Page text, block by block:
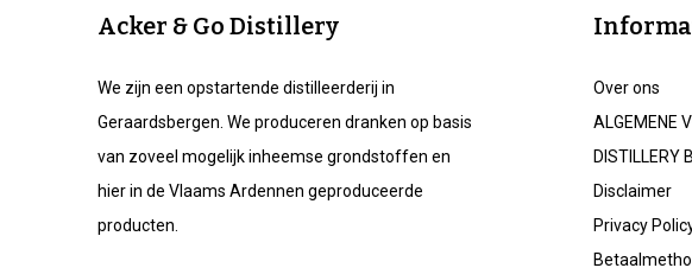
Acker & Go Distillery
We zijn een opstartende distilleerderij in
Geraardsbergen. We produceren dranken op basis
van zoveel mogelijk inheemse grondstoffen en
hier in de Vlaams Ardennen geproduceerde
producten.
Over ons
ALGEMENE
DISTILLERY
Disclaimer
Privacy